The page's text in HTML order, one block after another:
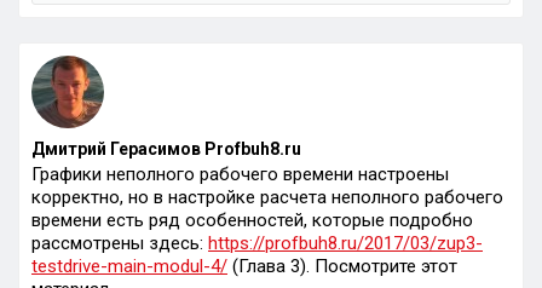
Дмитрий Герасимов Profbuh8.ru
Графики неполного рабочего времени настроены
корректно, но в настройке расчета неполного рабочего
времени есть ряд особенностей, которые подробно
рассмотрены здесь: https://profbuh8.ru/2017/03/zup3-
testdrive-main-modul-4/ (Глава 3). Посмотрите этот